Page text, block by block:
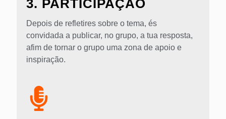
3. PARTICIPAÇÃO
Depois de refletires sobre o tema, és
convidada a publicar, no grupo, a tua resposta,
afim de tornar o grupo uma zona de apoio e
inspiração.